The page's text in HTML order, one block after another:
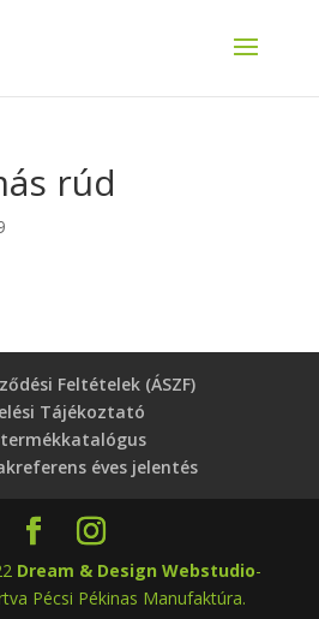
rúd
Feltételek (ÁSZF)
Tájékoztató
éves jelentés
Dream & Design Webstudio-
Pécsi Pékinas Manufaktúra.